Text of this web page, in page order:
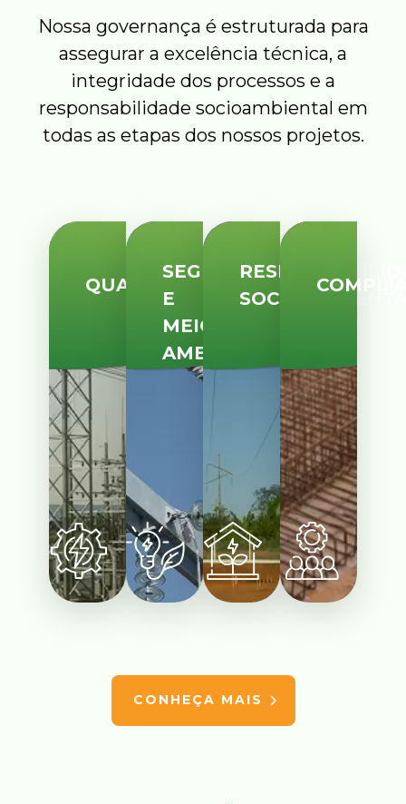
Nossa governança é estruturada para
assegurar a excelência técnica, a
integridade dos processos e a
responsabilidade socioambiental em
todas as etapas dos nossos projetos.
QUALIDADE
SEGURANÇA
E
MEIO
AMBIENTE
CONHEÇA MAIS